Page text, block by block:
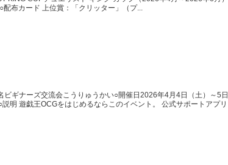
布カード 上位賞：「クリッター」（プ...
ビギナーズ交流会こうりゅうかい○開催日2026年4月4日（土）～
明 遊戯王OCGをはじめるならこのイベント。 公式サポートアプリ